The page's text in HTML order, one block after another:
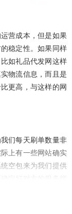
营成本，但是如果
稳定性。如果同样
如礼品代发网这样
物流信息，而且是
更高，与这样的网
们每天刷单数量非
上有一些网站确实
空包来为我们提供
流，然后再去与之